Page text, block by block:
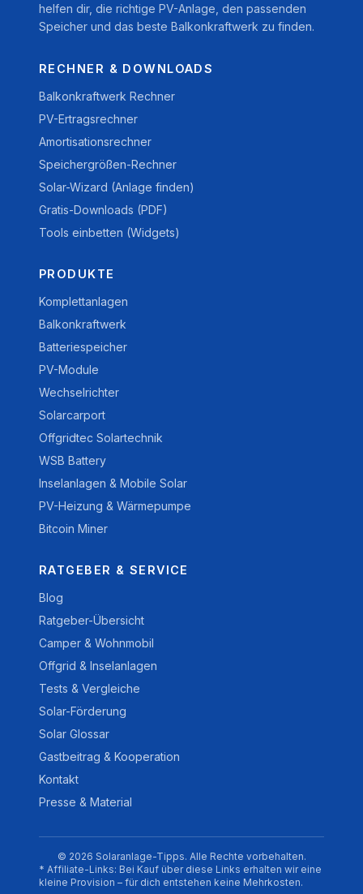
helfen dir, die richtige PV-Anlage, den passenden
Speicher und das beste Balkonkraftwerk zu finden.
RECHNER & DOWNLOADS
Balkonkraftwerk Rechner
PV-Ertragsrechner
Amortisationsrechner
Speichergrößen-Rechner
Solar-Wizard (Anlage finden)
Gratis-Downloads (PDF)
Tools einbetten (Widgets)
PRODUKTE
Komplettanlagen
Balkonkraftwerk
Batteriespeicher
PV-Module
Wechselrichter
Solarcarport
Offgridtec Solartechnik
WSB Battery
Inselanlagen & Mobile Solar
PV-Heizung & Wärmepumpe
Bitcoin Miner
RATGEBER & SERVICE
Blog
Ratgeber-Übersicht
Camper & Wohnmobil
Offgrid & Inselanlagen
Tests & Vergleiche
Solar-Förderung
Solar Glossar
Gastbeitrag & Kooperation
Kontakt
Presse & Material
© 2026 Solaranlage-Tipps. Alle Rechte vorbehalten.
* Affiliate-Links: Bei Kauf über diese Links erhalten wir eine
kleine Provision – für dich entstehen keine Mehrkosten.